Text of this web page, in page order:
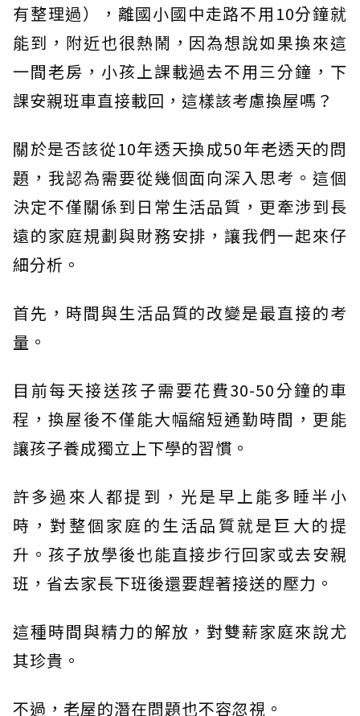
有整理過），離國小國中走路不用10分鐘就
能到，附近也很熱鬧，因為想說如果換來這
一間老房，小孩上課載過去不用三分鐘，下
課安親班車直接載回，這樣該考慮換屋嗎？
關於是否該從10年透天換成50年老透天的問
題，我認為需要從幾個面向深入思考。這個
決定不僅關係到日常生活品質，更牽涉到長
遠的家庭規劃與財務安排，讓我們一起來仔
細分析。
首先，時間與生活品質的改變是最直接的考
量。
目前每天接送孩子需要花費30-50分鐘的車
程，換屋後不僅能大幅縮短通勤時間，更能
讓孩子養成獨立上下學的習慣。
許多過來人都提到，光是早上能多睡半小
時，對整個家庭的生活品質就是巨大的提
升。孩子放學後也能直接步行回家或去安親
班，省去家長下班後還要趕著接送的壓力。
這種時間與精力的解放，對雙薪家庭來說尤
其珍貴。
不過，老屋的潛在問題也不容忽視。